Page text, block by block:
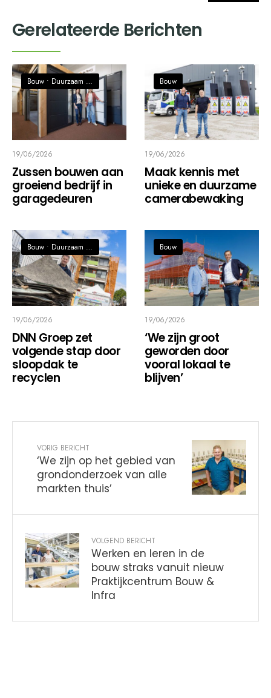
Gerelateerde Berichten
Bouw • Duurzaam / Circulaire economie
19/06/2026
Zussen bouwen aan
groeiend bedrijf in
garagedeuren
Bouw
19/06/2026
Maak kennis met
unieke en duurzame
camerabewaking
Bouw • Duurzaam / Circulaire economie
19/06/2026
DNN Groep zet
volgende stap door
sloopdak te
recyclen
Bouw
19/06/2026
‘We zijn groot
geworden door
vooral lokaal te
blijven’
VORIG BERICHT
‘We zijn op het gebied van
grondonderzoek van alle
markten thuis’
VOLGEND BERICHT
Werken en leren in de
bouw straks vanuit nieuw
Praktijkcentrum Bouw &
Infra